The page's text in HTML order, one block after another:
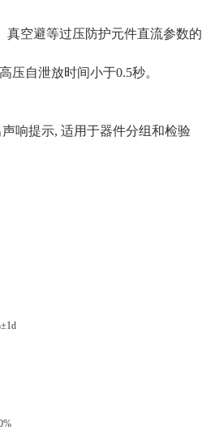
真空避等过压防护元件直流参数的
压自泄放时间小于0.5秒。
响提示, 适用于器件分组和检验